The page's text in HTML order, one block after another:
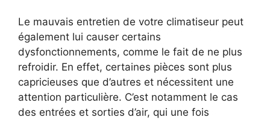
Le mauvais entretien de votre climatiseur peut
également lui causer certains
dysfonctionnements, comme le fait de ne plus
refroidir. En effet, certaines pièces sont plus
capricieuses que d’autres et nécessitent une
attention particulière. C’est notamment le cas
des entrées et sorties d’air, qui une fois